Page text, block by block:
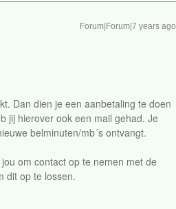
Forum|Forum|7 years ago
Dan dien je een aanbetaling te doen
jij hierover ook een mail gehad. Je
belminuten/mb´s ontvangt.
om contact op te nemen met de
dit op te lossen.